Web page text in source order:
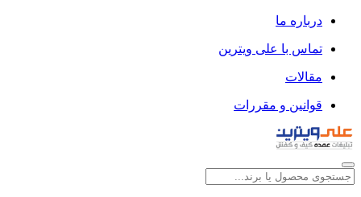
درباره ما
تماس با علی ویترین
مقالات
قوانین و مقررات